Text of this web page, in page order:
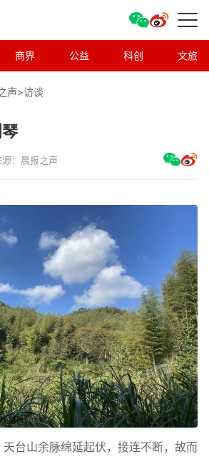
商界 公益 科创 文旅
声>访谈
源：晨报之声
台山余脉绵延起伏，接连不断，故而